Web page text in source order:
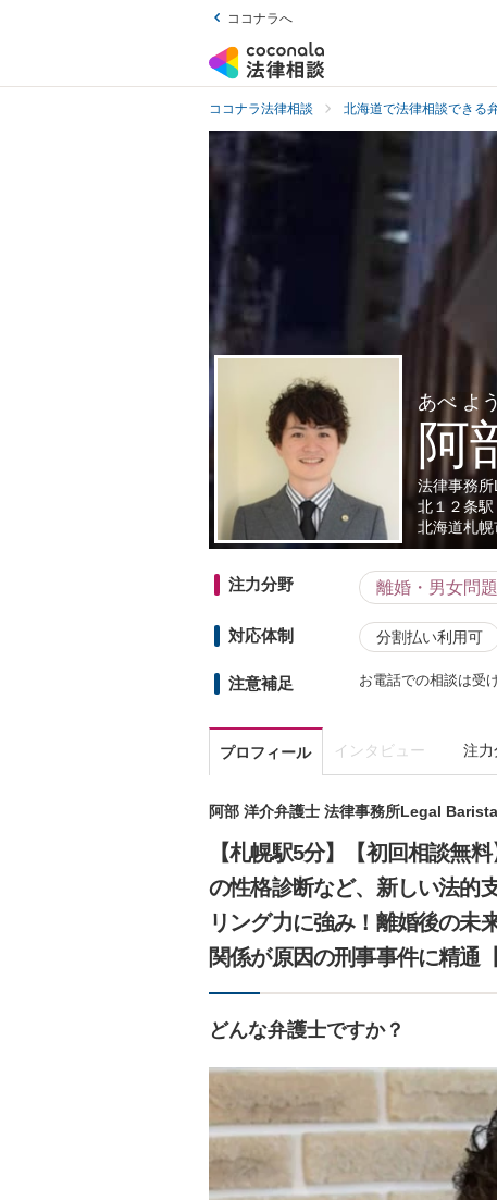
ココナラへ
ココナラ法律相談 北海道で法律相談できる
あべ よ
阿
法律事務
北１２条駅
北海道札幌
注力分野 離婚・男女問題
対応体制 分割払い利用可
注意補足 お電話での相談は受
プロフィール インタビュー 注
阿部 洋介弁護士 法律事務所Legal Barista
【札幌駅5分】【初回相談無
の性格診断など、新しい法的
リング力に強み！離婚後の未
関係が原因の刑事事件に精通
どんな弁護士ですか？